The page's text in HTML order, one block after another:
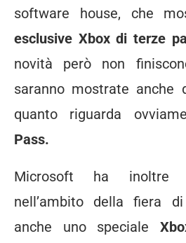
software house, che
esclusive Xbox di terze
novità però non
saranno mostrate anche
quanto riguarda
Pass.
Microsoft ha inoltre
nell’ambito della fiera
anche uno speciale